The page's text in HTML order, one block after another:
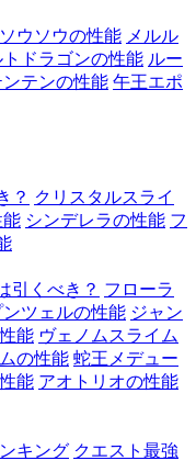
ソウソウの性能 メルル
トドラゴンの性能 ルー
ンテンの性能 午王エポ
？ クリスタルスライ
能 シンデレラの性能 フ
引くべき？ フローラ
ンツェルの性能 ジャン
能 ヴェノムスライム
の性能 蛇王メデュー
能 アオトリオの性能
キング クエスト最強